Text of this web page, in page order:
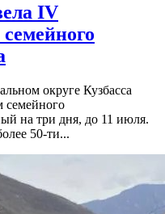
IV
округе Кузбасса
семейного
на три дня, до 11 июля.
50-ти...